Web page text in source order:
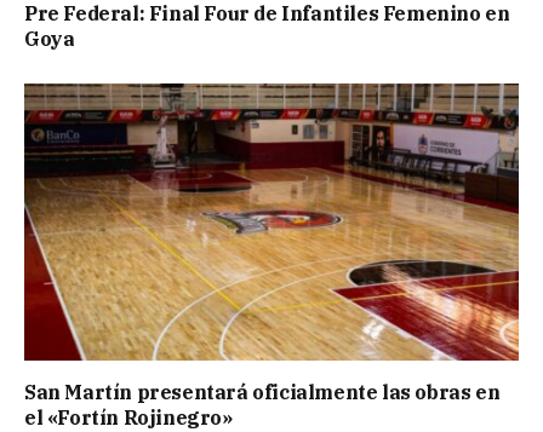
Pre Federal: Final Four de Infantiles Femenino en
Goya
San Martín presentará oficialmente las obras en
el «Fortín Rojinegro»